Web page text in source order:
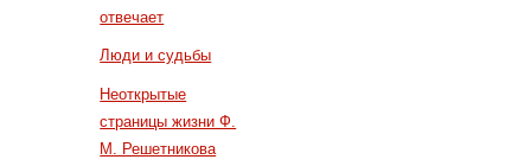
отвечает
Люди и судьбы
Неоткрытые
страницы жизни Ф.
М. Решетникова